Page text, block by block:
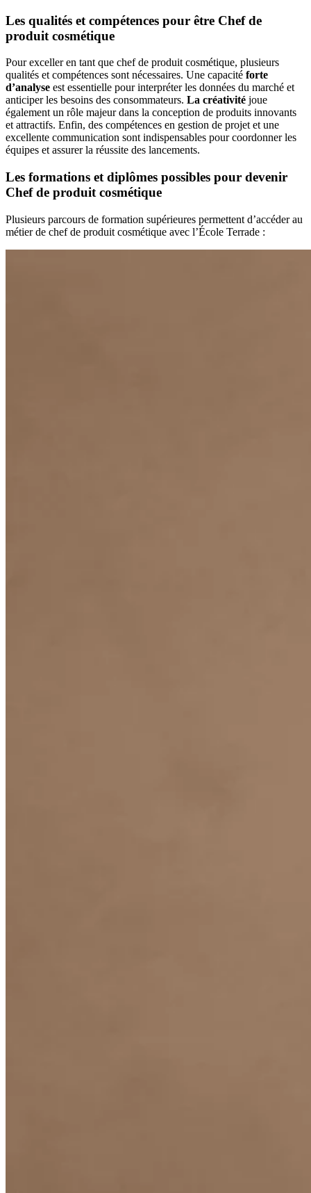
Les qualités et compétences pour être Chef de
produit cosmétique
Pour exceller en tant que chef de produit cosmétique, plusieurs
qualités et compétences sont nécessaires. Une capacité forte
d’analyse est essentielle pour interpréter les données du marché et
anticiper les besoins des consommateurs. La créativité joue
également un rôle majeur dans la conception de produits innovants
et attractifs. Enfin, des compétences en gestion de projet et une
excellente communication sont indispensables pour coordonner les
équipes et assurer la réussite des lancements.
Les formations et diplômes possibles pour devenir
Chef de produit cosmétique
Plusieurs parcours de formation supérieures permettent d’accéder au
métier de chef de produit cosmétique avec l’École Terrade :